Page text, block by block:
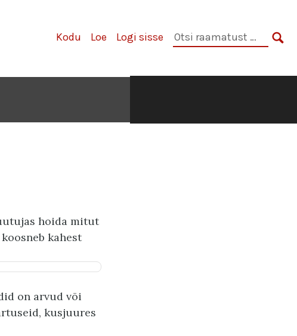
Kodu Loe Logi sisse
Otsi
hoida mitut
kahest
on arvud või
kusjuures